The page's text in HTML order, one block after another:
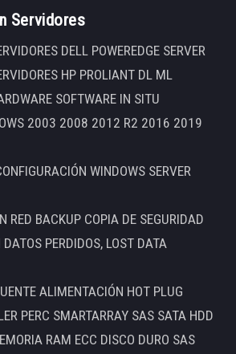
Servidores
DELL POWEREDGE SERVER
HP PROLIANT DL ML
SOFTWARE IN SITU
2003 2008 2012 R2 2016 2019
WINDOWS SERVER
RED BACKUP COPIA DE SEGURIDAD
DATOS PERDIDOS, LOST DATA
ALIMENTACIÓN HOT PLUG
PERC SMARTARRAY SAS SATA HDD
RAM ECC DISCO DURO SAS